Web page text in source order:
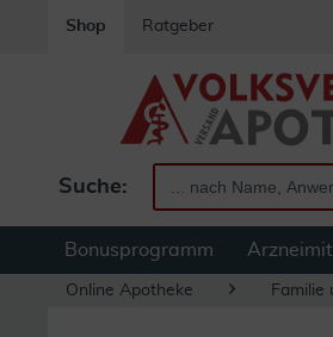
Shop Ratgeber
Suche:
Bonusprogramm
Online Apotheke Familie